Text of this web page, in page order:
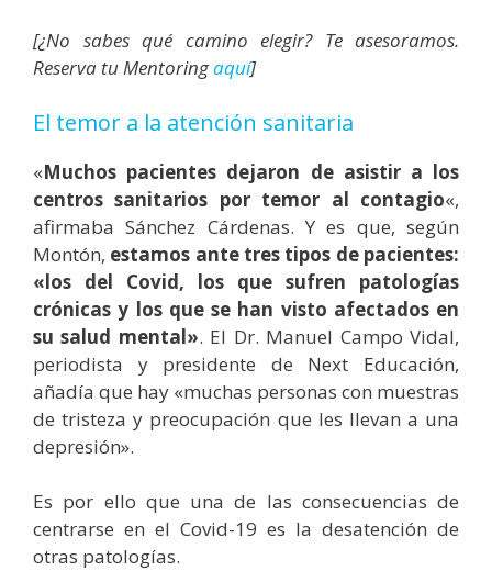
[¿No sabes qué camino elegir? Te asesoramos.
Reserva tu Mentoringaquí]
El temor a la atención sanitaria
«Muchos pacientes dejaron de asistir a los
centros sanitarios por temor al contagio«,
afirmaba Sánchez Cárdenas. Y es que, según
Montón, estamos ante tres tipos de pacientes:
«los del Covid, los que sufren patologías
crónicas y los que se han visto afectados en
su salud mental». El Dr. Manuel Campo Vidal,
periodista y presidente de Next Educación,
añadía que hay «muchas personas con muestras
de tristeza y preocupación que les llevan a una
depresión».
Es por ello que una de las consecuencias de
centrarse en el Covid-19 es la desatención de
otras patologías.